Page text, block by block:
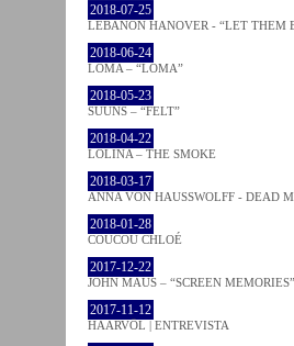
2018-07-25
LEBANON HANOVER - “LET THEM
2018-06-24
LOMA – “LOMA”
2018-05-23
SUUNS – “FELT”
2018-04-22
LOLINA – THE SMOKE
2018-03-17
ANNA VON HAUSSWOLFF - DEAD
2018-01-28
COUCOU CHLOÉ
2017-12-22
JOHN MAUS – “SCREEN MEMORIES”
2017-11-12
HAARVÖL | ENTREVISTA